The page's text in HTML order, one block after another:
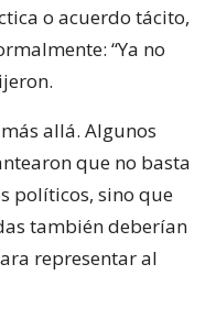
o acuerdo tácito,
“Ya no
allá. Algunos
que no basta
políticos, sino que
también deberían
representar al